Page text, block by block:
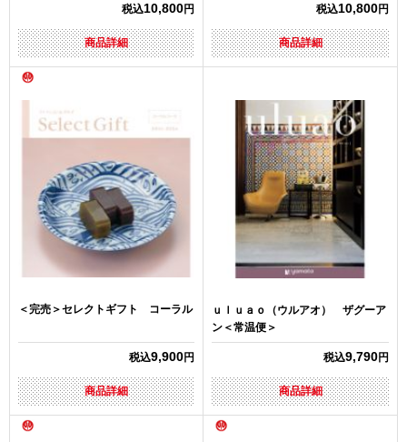
税込10,800円
商品詳細
税込10,800円
商品詳細
＜完売＞セレクトギフト コーラル
税込9,900円
商品詳細
ｕｌｕａｏ（ウルアオ） ザグーア
ン＜常温便＞
税込9,790円
商品詳細